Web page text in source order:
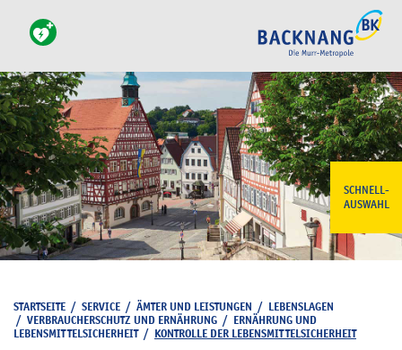
SCHNELL-
AUSWAHL
STARTSEITE / SERVICE / ÄMTER UND LEISTUNGEN / LEBENSLAGEN
/ VERBRAUCHERSCHUTZ UND ERNÄHRUNG / ERNÄHRUNG UND
LEBENSMITTELSICHERHEIT/ KONTROLLE DER LEBENSMITTELSICHERHEIT